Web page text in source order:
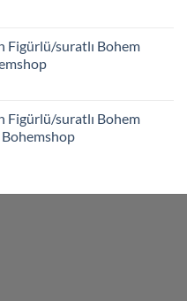
Figürlü/suratlı Bohem
Figürlü/suratlı Bohem